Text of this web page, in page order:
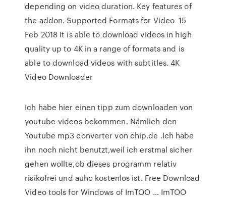
depending on video duration. Key features of
the addon. Supported Formats for Video 15
Feb 2018 It is able to download videos in high
quality up to 4K in a range of formats and is
able to download videos with subtitles. 4K
Video Downloader
Ich habe hier einen tipp zum downloaden von
youtube-videos bekommen. Nämlich den
Youtube mp3 converter von chip.de .Ich habe
ihn noch nicht benutzt,weil ich erstmal sicher
gehen wollte,ob dieses programm relativ
risikofrei und auhc kostenlos ist. Free Download
Video tools for Windows of ImTOO … ImTOO